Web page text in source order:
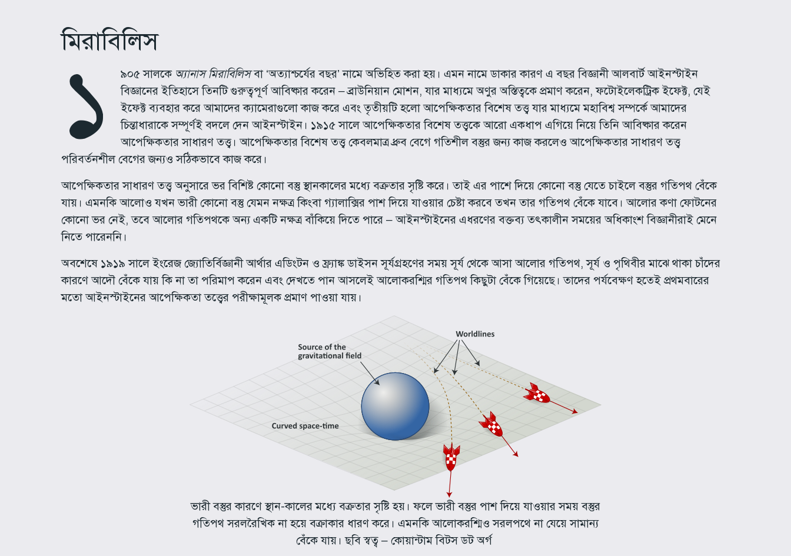
মিরাবিলিস
১ ৯০৫ সালকে অ্যানাস মিরাবিলিসবা ‘অত্যাশ্চর্যের বছর’ নামে অভিহিত করা হয়। এমন নামে ডাকার কারণ এ বছর বিজ্ঞানী আলবার্ট আইনস্টাইন
বিজ্ঞানের ইতিহাসে তিনটি গুরুত্বপূর্ণ আবিষ্কার করেন – ব্রাউনিয়ান মোশন, যার মাধ্যমে অণুর অস্তিত্বকে প্রমাণ করেন, ফটোইলেকট্রিক ইফেক্ট, যেই
ইফেক্ট ব্যবহার করে আমাদের ক্যামেরাগুলো কাজ করে এবং তৃতীয়টি হলো আপেক্ষিকতার বিশেষ তত্ত্ব যার মাধ্যমে মহাবিশ্ব সম্পর্কে আমাদের
চিন্তাধারাকে সম্পূর্ণই বদলে দেন আইনস্টাইন। ১৯১৫ সালে আপেক্ষিকতার বিশেষ তত্ত্বকে আরো একধাপ এগিয়ে নিয়ে তিনি আবিষ্কার করেন
আপেক্ষিকতার সাধারণ তত্ত্ব। আপেক্ষিকতার বিশেষ তত্ত্ব কেবলমাত্র ধ্রুব বেগে গতিশীল বস্তুর জন্য কাজ করলেও আপেক্ষিকতার সাধারণ তত্ত্ব
পরিবর্তনশীল বেগের জন্যও সঠিকভাবে কাজ করে।
আপেক্ষিকতার সাধারণ তত্ত্ব অনুসারে ভর বিশিষ্ট কোনো বস্তু স্থানকালের মধ্যে বক্রতার সৃষ্টি করে। তাই এর পাশে দিয়ে কোনো বস্তু যেতে চাইলে বস্তুর গতিপথ বেঁকে
যায়। এমনকি আলোও যখন ভারী কোনো বস্তু যেমন নক্ষত্র কিংবা গ্যালাক্সির পাশ দিয়ে যাওয়ার চেষ্টা করবে তখন তার গতিপথ বেঁকে যাবে। আলোর কণা ফোটনের
কোনো ভর নেই, তবে আলোর গতিপথকে অন্য একটি নক্ষত্র বাঁকিয়ে দিতে পারে – আইনস্টাইনের এধরণের বক্তব্য তৎকালীন সময়ের অধিকাংশ বিজ্ঞানীরাই মেনে
নিতে পারেননি।
অবশেষে ১৯১৯ সালে ইংরেজ জ্যোতির্বিজ্ঞানী আর্থার এডিংটন ও ফ্র্যাঙ্ক ডাইসন সূর্যগ্রহণের সময় সূর্য থেকে আসা আলোর গতিপথ, সূর্য ও পৃথিবীর মাঝে থাকা চাঁদের
কারণে আদৌ বেঁকে যায় কি না তা পরিমাপ করেন এবং দেখতে পান আসলেই আলোকরশ্মির গতিপথ কিছুটা বেঁকে গিয়েছে। তাদের পর্যবেক্ষণ হতেই প্রথমবারের
মতো আইনস্টাইনের আপেক্ষিকতা তত্ত্বের পরীক্ষামূলক প্রমাণ পাওয়া যায়।
ভারী বস্তুর কারণে স্থান-কালের মধ্যে বক্রতার সৃষ্টি হয়। ফলে ভারী বস্তুর পাশ দিয়ে যাওয়ার সময় বস্তুর
গতিপথ সরলরৈখিক না হয়ে বক্রাকার ধারণ করে। এমনকি আলোকরশ্মিও সরলপথে না যেয়ে সামান্য
বেঁকে যায়। ছবি স্বত্ব – কোয়ান্টাম বিটস ডট অর্গ